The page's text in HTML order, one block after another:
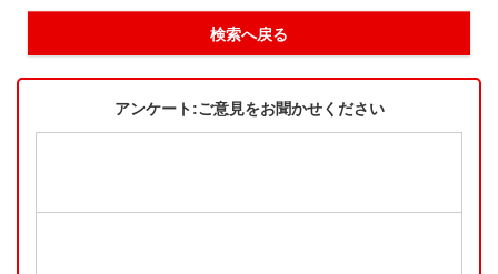
検索へ戻る
アンケート:ご意見をお聞かせください